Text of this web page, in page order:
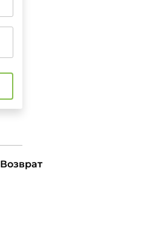
Возврат